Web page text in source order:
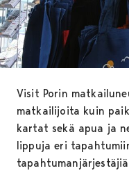
Visit Porin
matkailijoita kuin
kartat sekä apua ja
lippuja eri